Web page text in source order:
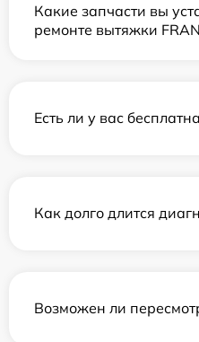
Какие запчасти вы
ремонте вытяжки
Есть ли у вас
Как долго длится
Возможен ли